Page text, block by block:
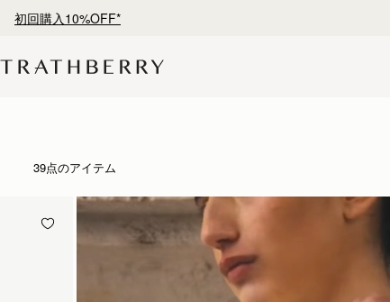
円以上お買い上げで配送無料
39点のアイテム